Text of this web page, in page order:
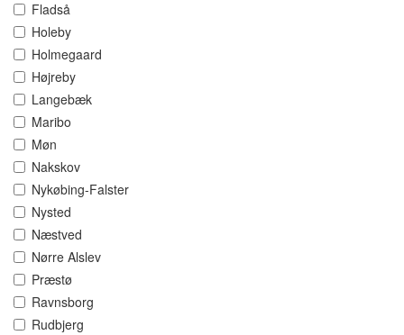
Fladså
Holeby
Holmegaard
Højreby
Langebæk
Maribo
Møn
Nakskov
Nykøbing-Falster
Nysted
Næstved
Nørre Alslev
Præstø
Ravnsborg
Rudbjerg